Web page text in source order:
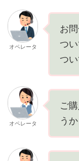
オペレータ
お
つ
つ
オペレータ
ご
う